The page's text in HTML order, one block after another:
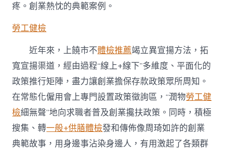
疼。創業熱忱的典範案例。
勞工健檢
近年來，上饒市不體檢推薦竭立異宣揚方法，拓
寬宣揚渠道，經由過程“線上+線下”多維度、平面化的
政策推行矩陣，盡力讓創業擔保存款政策眾所周知。
在常態化僱用會上專門設置政策徵詢區，“潤物勞工健
檢細無聲”地向求職者普及創業攙扶政策。同時，積極
搜集、轉一般+供膳體檢發和傳佈像周琦如許的創業
典範故事，用身邊事沾染身邊人，有用激起了各類群